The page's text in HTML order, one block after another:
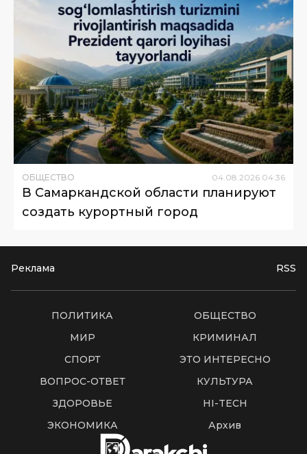
ОБЩЕСТВО 04.08.2026 04:36
В Самаркандской области планируют
создать курортный город
Реклама RSS
ПОЛИТИКА
ОБЩЕСТВО
МИР
КРИМИНАЛ
СПОРТ
ЭТО ИНТЕРЕСНО
ВОПРОС-ОТВЕТ
КУЛЬТУРА
ЗДОРОВЬЕ
HI-TECH
ЭКОНОМИКА
Архив